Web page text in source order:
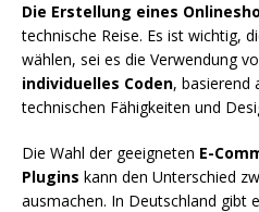
Die Erstellung eines
technische Reise. Es ist wichtig,
wählen, sei es die Verwendung
individuelles Coden, basierend
technischen Fähigkeiten und
Die Wahl der geeigneten E-
Plugins kann den Unterschied
ausmachen. In Deutschland gibt